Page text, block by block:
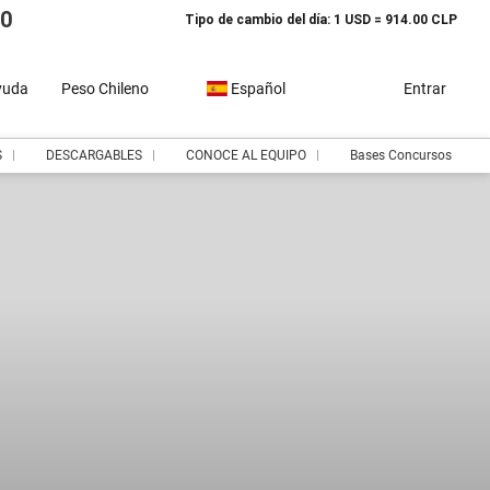
Tipo de cambio del día: 1 USD = 914.00 CLP
Peso Chileno Español Entrar
DESCARGABLES CONOCE AL EQUIPO Bases Concursos